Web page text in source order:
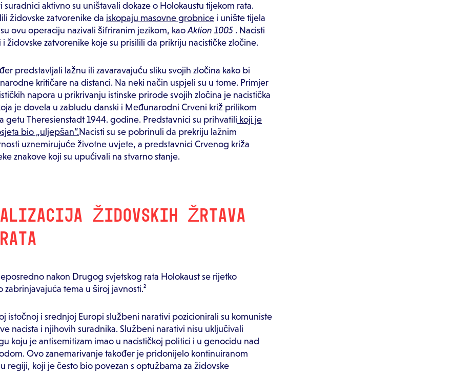
suradnici aktivno su uništavali dokaze o Holokaustu tijekom rata.
židovske zatvorenike da iskopaju masovne grobnice i unište tijela
ovu operaciju nazivali šifriranim jezikom, kaoAktion 1005 . Nacisti
i židovske zatvorenike koje su prisilili da prikriju nacističke zločine.
predstavljali lažnu ili zavaravajuću sliku svojih zločina kako bi
kritičare na distanci. Na neki način uspjeli su u tome. Primjer
napora u prikrivanju istinske prirode svojih zločina je nacistička
je dovela u zabludu danski i Međunarodni Crveni križ prilikom
getu Theresienstadt 1944. godine. Predstavnici su prihvatili koji je
bio „uljepšan”.Nacisti su se pobrinuli da prekriju lažnim
uznemirujuće životne uvjete, a predstavnici Crvenog križa
znakove koji su upućivali na stvarno stanje.
ŽIDOVSKIH ŽRTAVA
nakon Drugog svjetskog rata Holokaust se rijetko
zabrinjavajuća tema u široj javnosti.²
istočnoj i srednjoj Europi službeni narativi pozicionirali su komuniste
nacista i njihovih suradnika. Službeni narativi nisu uključivali
koju je antisemitizam imao u nacističkoj politici i u genocidu nad
Ovo zanemarivanje također je pridonijelo kontinuiranom
regiji, koji je često bio povezan s optužbama za židovske